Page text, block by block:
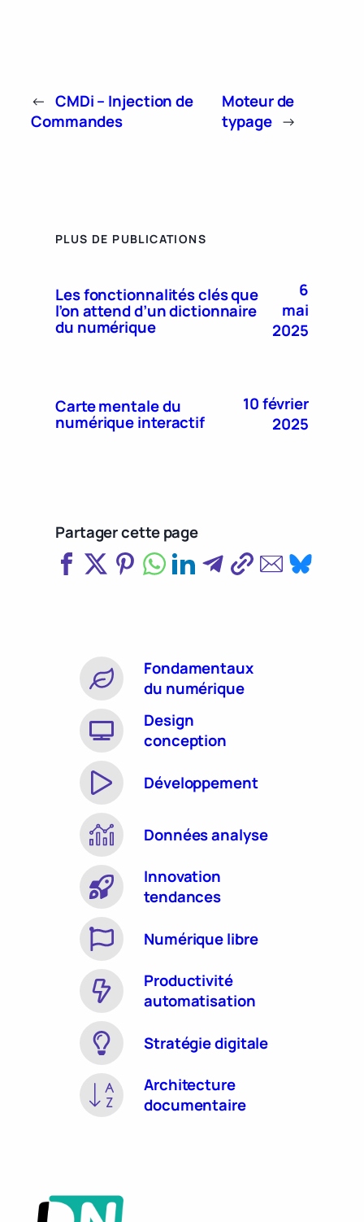
← CMDi – Injection de
Commandes
Moteur de
typage →
PLUS DE PUBLICATIONS
Les fonctionnalités clés que
l’on attend d’un dictionnaire
du numérique
6
mai
2025
Carte mentale du
numérique interactif
10 février
2025
Partager cette page
Fondamentaux
du numérique
Design
conception
Développement
Données analyse
Innovation
tendances
Numérique libre
Productivité
automatisation
Stratégie digitale
Architecture
documentaire